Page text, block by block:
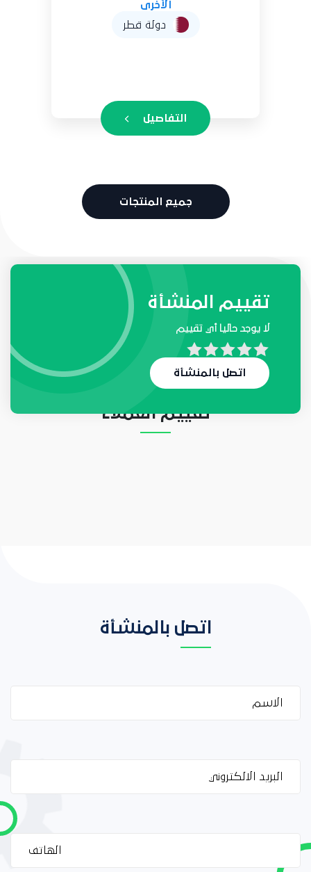
جميع المنتجات
طلبات واحتياجات المنشأة
لا يوجد حاليا أي طلب
تقييم العملاء
تقييم المنشأة
لا يوجد حاليا أي تقييم
اتصل بالمنشأة
اتصل بالمنشأة